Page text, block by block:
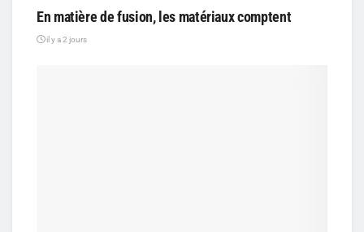
En matière de fusion, les matériaux comptent
il y a 2 jours